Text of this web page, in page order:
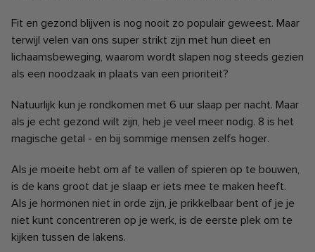
Fit en gezond blijven is nog nooit zo populair geweest. Maar
terwijl velen van ons super strikt zijn met hun dieet en
lichaamsbeweging, waarom wordt slapen nog steeds gezien
als een noodzaak in plaats van een prioriteit?
Natuurlijk kun je rondkomen met 6 uur slaap per nacht. Maar
als je echt gezond wilt zijn, heb je veel meer nodig. 8 is het
magische getal - en bij sommige mensen zelfs hoger.
Als je moeite hebt om af te vallen of spieren op te bouwen,
is de kans groot dat je slaap er iets mee te maken heeft.
Als je hormonen niet in orde zijn, je prikkelbaar bent of je je
niet kunt concentreren op je werk, is de eerste plek om te
kijken tussen de lakens.